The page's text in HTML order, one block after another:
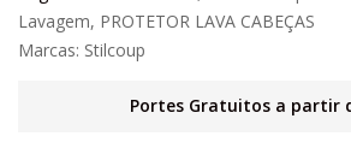
Lavagem, PROTETOR LAVA CABEÇAS
Marcas: Stilcoup
Portes Gratuitos a partir